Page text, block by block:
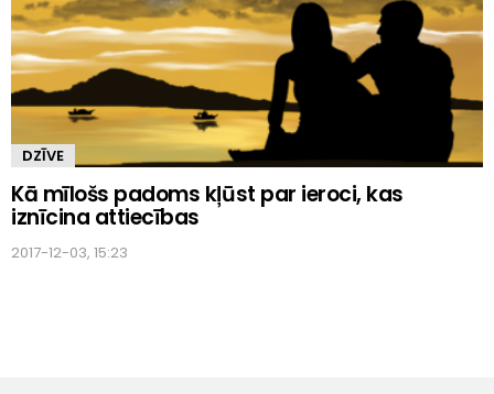
DZĪVE
Kā mīlošs padoms kļūst par ieroci, kas
iznīcina attiecības
2017-12-03, 15:23